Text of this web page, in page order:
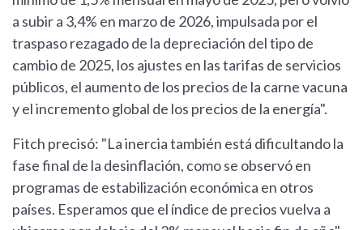
a subir a 3,4% en marzo de 2026, impulsada por el
traspaso rezagado de la depreciación del tipo de
cambio de 2025, los ajustes en las tarifas de servicios
públicos, el aumento de los precios de la carne vacuna
y el incremento global de los precios de la energía".
Fitch precisó: "La inercia también está dificultando la
fase final de la desinflación, como se observó en
programas de estabilización económica en otros
países. Esperamos que el índice de precios vuelva a